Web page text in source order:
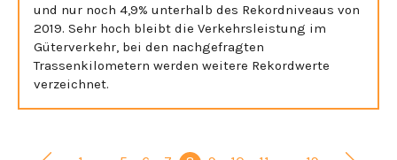
und nur noch 4,9% unterhalb des Rekordniveaus von
2019. Sehr hoch bleibt die Verkehrsleistung im
Güterverkehr, bei den nachgefragten
Trassenkilometern werden weitere Rekordwerte
verzeichnet.